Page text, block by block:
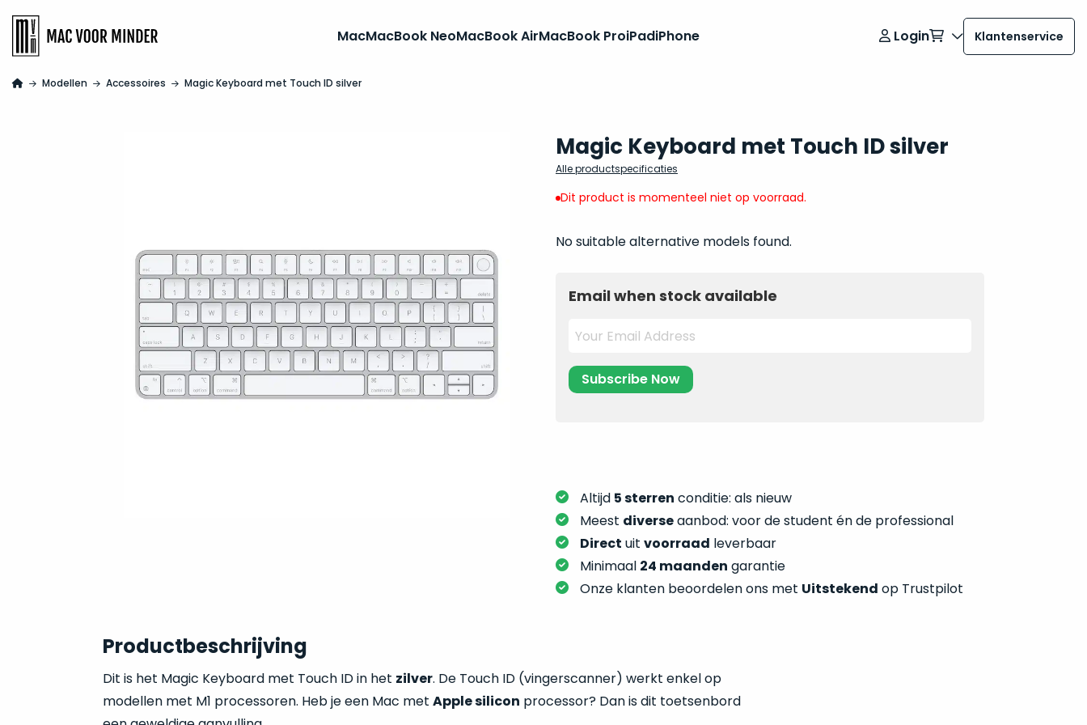
MacMacBook NeoMacBook AirMacBook ProiPadiPhone Login Klantenservice
Modellen Accessoires Magic Keyboard met Touch ID silver
Magic Keyboard met Touch ID silver
Alle productspecificaties
Dit product is momenteel niet op voorraad.
No suitable alternative models found.
Email when stock available
Altijd 5 sterren conditie: als nieuw
Meest diverseaanbod: voor de student én de professional
Direct uit voorraad leverbaar
Minimaal 24 maanden garantie
Onze klanten beoordelen ons met Uitstekend op Trustpilot
Productbeschrijving
Dit is het Magic Keyboard met Touch ID in het zilver. De Touch ID (vingerscanner) werkt enkel op
modellen met M1 processoren. Heb je een Mac met Apple silicon processor? Dan is dit toetsenbord